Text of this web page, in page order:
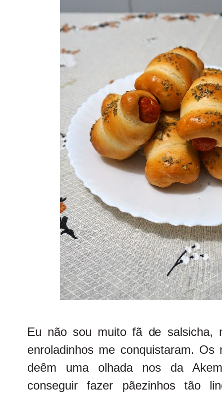
Eu não sou muito fã de salsicha,
enroladinhos me conquistaram.
deêm uma olhada nos da
conseguir fazer pãezinhos tão